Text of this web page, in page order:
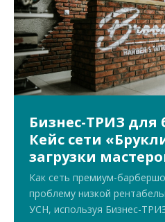
Бизнес-ТРИЗ для
Кейс сети
загрузки
Как сеть премиум-
проблему низкой
УСН, используя Бизнес-